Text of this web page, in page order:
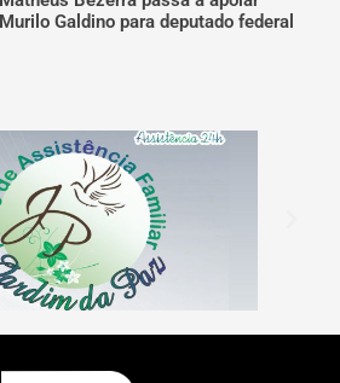
Murilo Galdino para deputado federal